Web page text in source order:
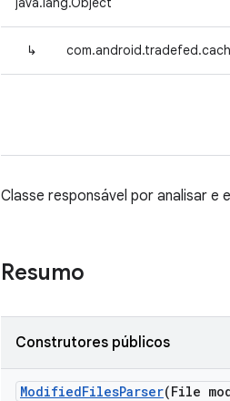
↳
Classe responsável por analisar
Resumo
Construtores públicos
ModifiedFilesParser(File